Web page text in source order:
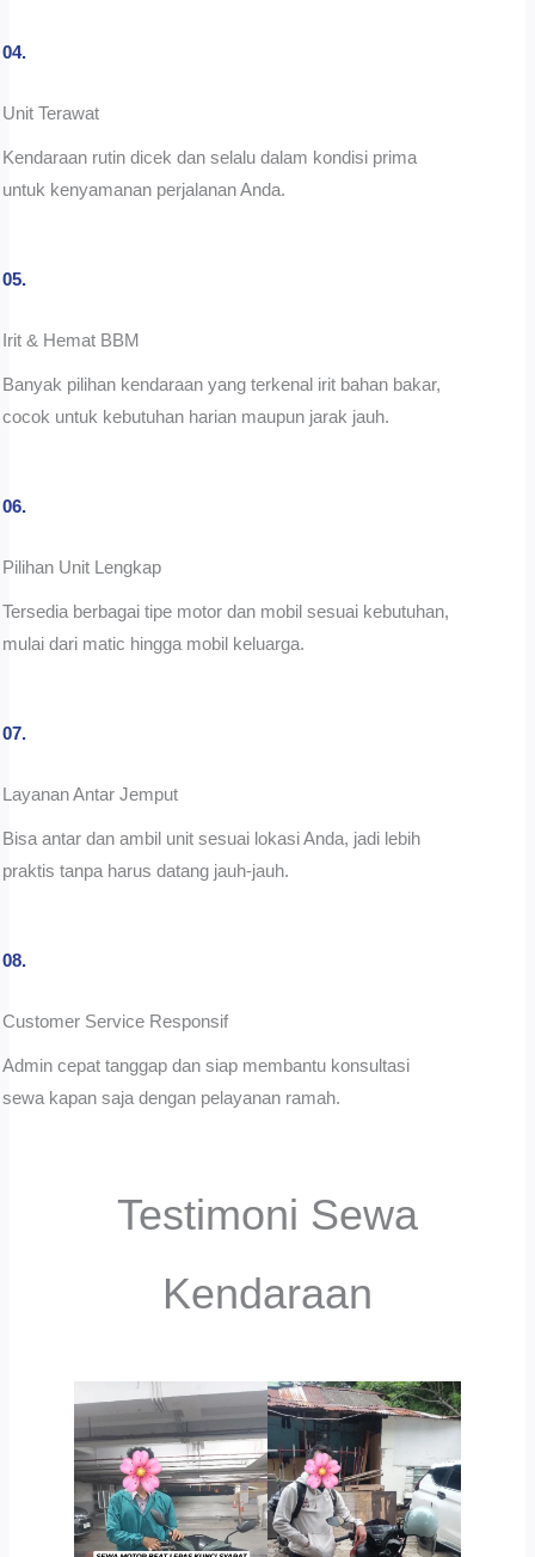
04.
Unit Terawat
Kendaraan rutin dicek dan selalu dalam kondisi prima
untuk kenyamanan perjalanan Anda.
05.
Irit & Hemat BBM
Banyak pilihan kendaraan yang terkenal irit bahan bakar,
cocok untuk kebutuhan harian maupun jarak jauh.
06.
Pilihan Unit Lengkap
Tersedia berbagai tipe motor dan mobil sesuai kebutuhan,
mulai dari matic hingga mobil keluarga.
07.
Layanan Antar Jemput
Bisa antar dan ambil unit sesuai lokasi Anda, jadi lebih
praktis tanpa harus datang jauh-jauh.
08.
Customer Service Responsif
Admin cepat tanggap dan siap membantu konsultasi
sewa kapan saja dengan pelayanan ramah.
Testimoni Sewa
Kendaraan